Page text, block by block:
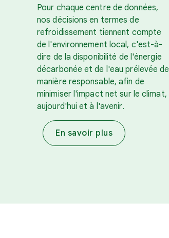
Pour chaque centre de données,
nos décisions en termes de
refroidissement tiennent compte
de l'environnement local, c'est-à-
dire de la disponibilité de l'énergie
décarbonée et de l'eau prélevée de
manière responsable, afin de
minimiser l'impact net sur le climat,
aujourd'hui et à l'avenir.
En savoir plus